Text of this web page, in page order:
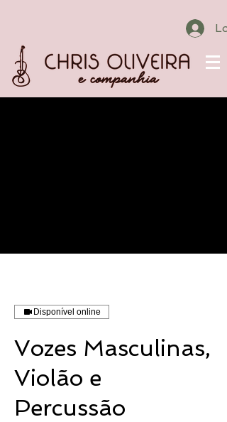
Disponível online
Vozes Masculinas,
Violão e
Percussão